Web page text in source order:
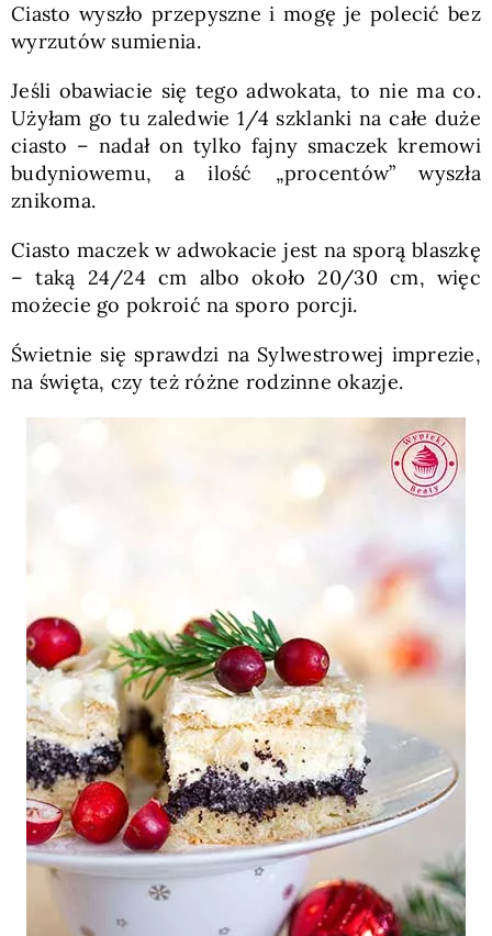
Ciasto wyszło przepyszne i mogę je polecić bez
wyrzutów sumienia.
Jeśli obawiacie się tego adwokata, to nie ma co.
Użyłam go tu zaledwie 1/4 szklanki na całe duże
ciasto – nadał on tylko fajny smaczek kremowi
budyniowemu, a ilość „procentów” wyszła
znikoma.
Ciasto maczek w adwokacie jest na sporą blaszkę
– taką 24/24 cm albo około 20/30 cm, więc
możecie go pokroić na sporo porcji.
Świetnie się sprawdzi na Sylwestrowej imprezie,
na święta, czy też różne rodzinne okazje.